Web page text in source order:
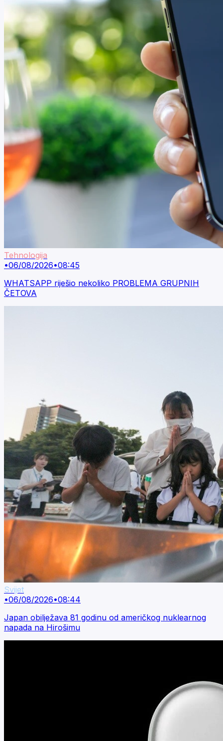
Tehnologija
•06/08/2026•08:45
WHATSAPP riješio nekoliko PROBLEMA GRUPNIH
ČETOVA
Svijet
•06/08/2026•08:44
Japan obilježava 81 godinu od američkog nuklearnog
napada na Hirošimu